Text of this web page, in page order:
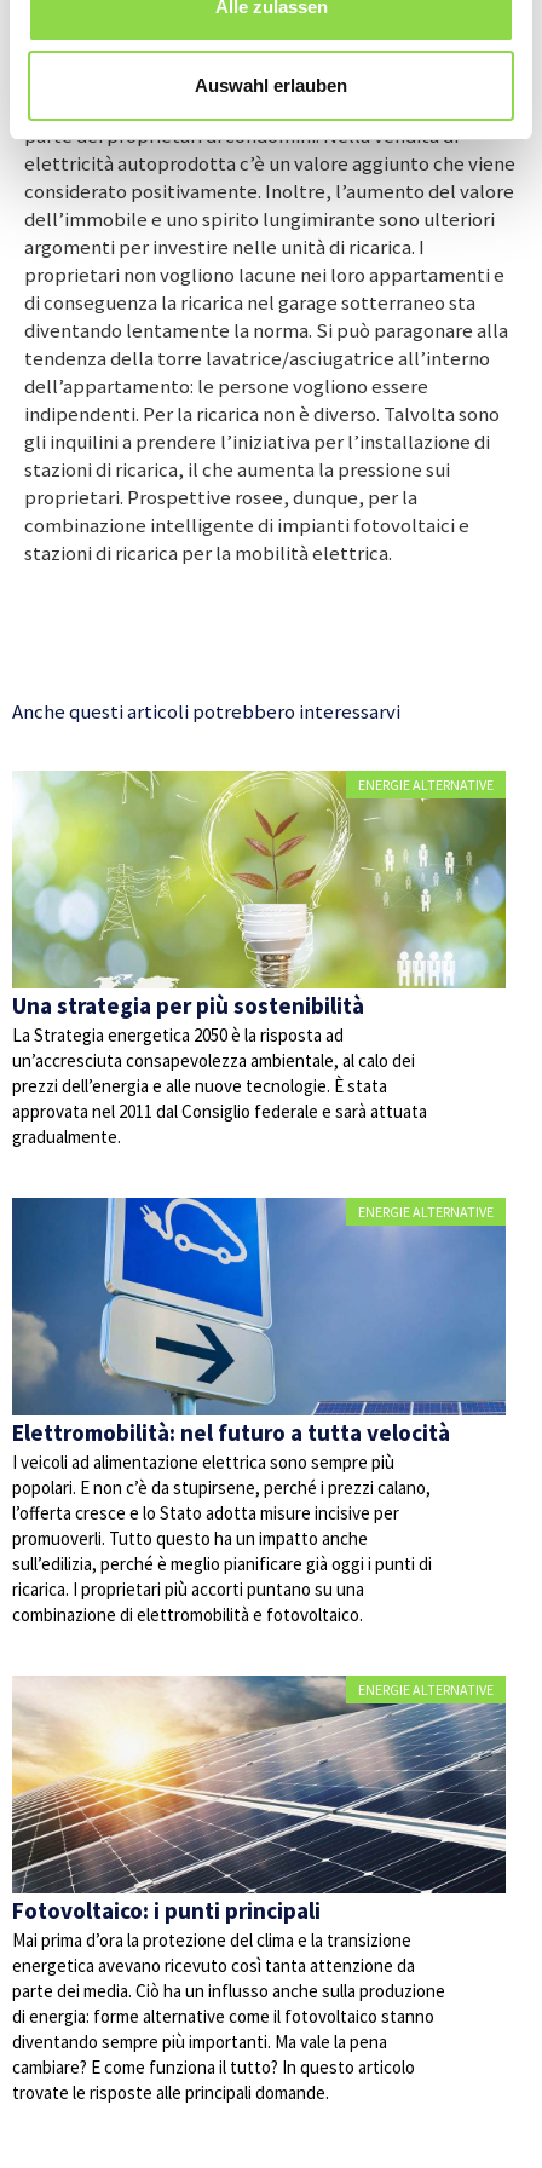
Alle zulassen
Auswahl erlauben
Le stazioni di ricarica portano vantaggi
Sebbene non sappiamo ancora esattamente dove stiamo
parte dei proprietari di condomini. Nella vendita di
elettricità autoprodotta c’è un valore aggiunto che viene
considerato positivamente. Inoltre, l’aumento del valore
dell’immobile e uno spirito lungimirante sono ulteriori
argomenti per investire nelle unità di ricarica. I
proprietari non vogliono lacune nei loro appartamenti e
di conseguenza la ricarica nel garage sotterraneo sta
diventando lentamente la norma. Si può paragonare alla
tendenza della torre lavatrice/asciugatrice all’interno
dell’appartamento: le persone vogliono essere
indipendenti. Per la ricarica non è diverso. Talvolta sono
gli inquilini a prendere l’iniziativa per l’installazione di
stazioni di ricarica, il che aumenta la pressione sui
proprietari. Prospettive rosee, dunque, per la
combinazione intelligente di impianti fotovoltaici e
stazioni di ricarica per la mobilità elettrica.
Anche questi articoli potrebbero interessarvi
ENERGIE ALTERNATIVE
Una strategia per più sostenibilità
La Strategia energetica 2050 è la risposta ad
un’accresciuta consapevolezza ambientale, al calo dei
prezzi dell’energia e alle nuove tecnologie. È stata
approvata nel 2011 dal Consiglio federale e sarà attuata
gradualmente.
ENERGIE ALTERNATIVE
Elettromobilità: nel futuro a tutta velocità
I veicoli ad alimentazione elettrica sono sempre più
popolari. E non c’è da stupirsene, perché i prezzi calano,
l’offerta cresce e lo Stato adotta misure incisive per
promuoverli. Tutto questo ha un impatto anche
sull’edilizia, perché è meglio pianificare già oggi i punti di
ricarica. I proprietari più accorti puntano su una
combinazione di elettromobilità e fotovoltaico.
ENERGIE ALTERNATIVE
Fotovoltaico: i punti principali
Mai prima d’ora la protezione del clima e la transizione
energetica avevano ricevuto così tanta attenzione da
parte dei media. Ciò ha un influsso anche sulla produzione
di energia: forme alternative come il fotovoltaico stanno
diventando sempre più importanti. Ma vale la pena
cambiare? E come funziona il tutto? In questo articolo
trovate le risposte alle principali domande.